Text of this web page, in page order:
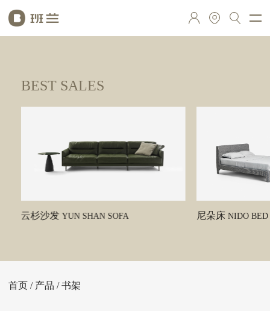
BEST SALES
云杉沙发YUN SHAN SOFA 尼朵床NIDO BED
首页 / 产品 / 书架